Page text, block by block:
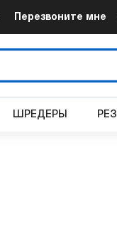
Перезвоните мне
ШРЕДЕРЫ